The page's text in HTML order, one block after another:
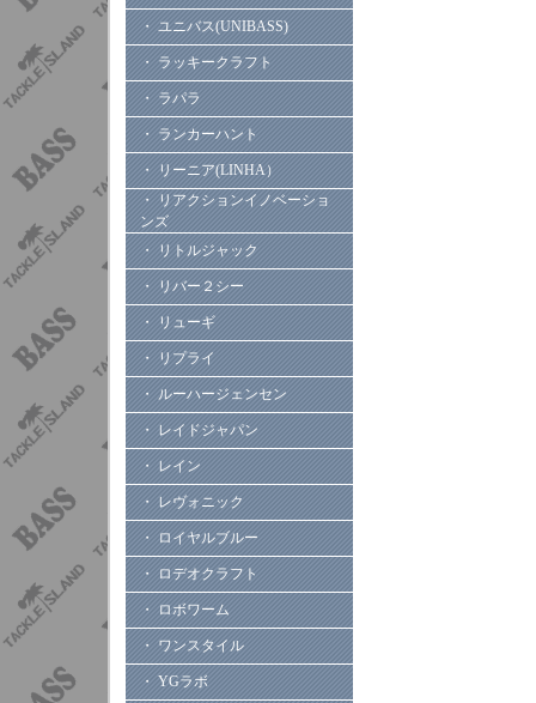
・ ユニバス(UNIBASS)
・ ラッキークラフト
・ ラパラ
・ ランカーハント
・ リーニア(LINHA）
・ リアクションイノベーショ
ンズ
・ リトルジャック
・ リバー２シー
・ リューギ
・ リプライ
・ ルーハージェンセン
・ レイドジャパン
・ レイン
・ レヴォニック
・ ロイヤルブルー
・ ロデオクラフト
・ ロボワーム
・ ワンスタイル
・ YGラボ